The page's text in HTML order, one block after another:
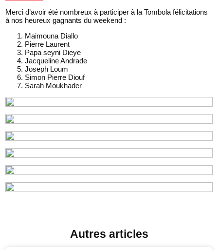
Merci d’avoir été nombreux à participer à la Tombola félicitations
à nos heureux gagnants du weekend :
Maimouna Diallo
Pierre Laurent
Papa seyni Dieye
Jacqueline Andrade
Joseph Loum
Simon Pierre Diouf
Sarah Moukhader
Autres articles